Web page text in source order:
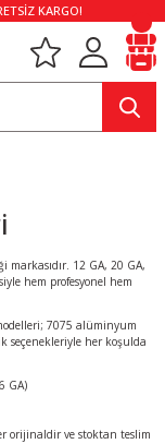
KARGO!
12 GA, 20 GA,
hem profesyonel hem
7075 alüminyum
seçenekleriyle her koşulda
GA)
orijinaldir ve stoktan teslim